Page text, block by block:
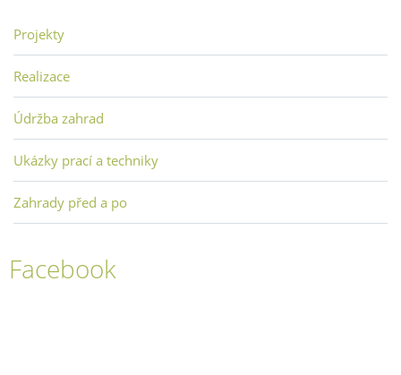
Projekty
Realizace
Údržba zahrad
Ukázky prací a techniky
Zahrady před a po
Facebook